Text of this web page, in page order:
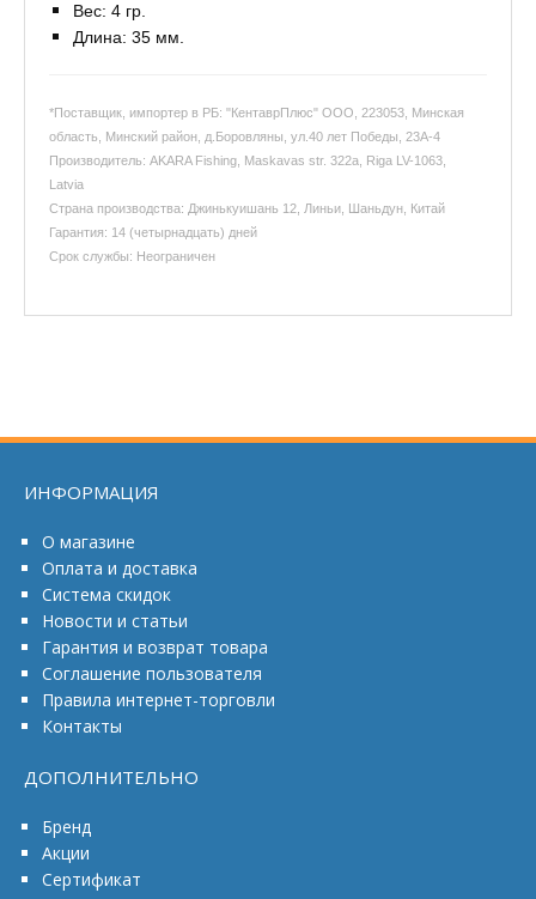
Вес: 4 гр.
Длина: 35 мм.
*Поставщик, импортер в РБ: "КентаврПлюс" ООО, 223053, Минская
область, Минский район, д.Боровляны, ул.40 лет Победы, 23А-4
Производитель: AKARA Fishing, Maskavas str. 322a, Riga LV-1063,
Latvia
Страна производства: Джинькуишань 12, Линьи, Шаньдун, Китай
Гарантия: 14 (четырнадцать) дней
Срок службы: Неограничен
ИНФОРМАЦИЯ
О магазине
Оплата и доставка
Система скидок
Новости и статьи
Гарантия и возврат товара
Соглашение пользователя
Правила интернет-торговли
Контакты
ДОПОЛНИТЕЛЬНО
Бренд
Акции
Сертификат